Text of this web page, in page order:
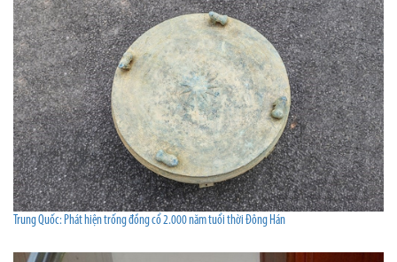
Trung Quốc: Phát hiện trống đồng cổ 2.000 năm tuổi thời Đông Hán